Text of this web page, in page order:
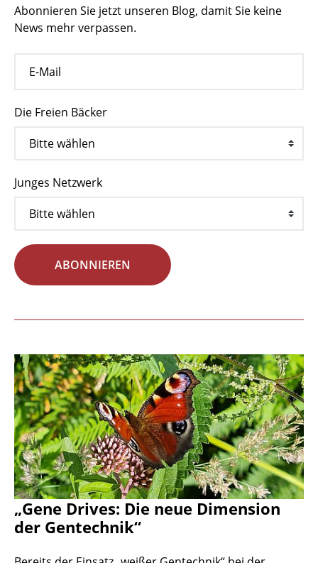
Abonnieren Sie jetzt unseren Blog, damit Sie keine
News mehr verpassen.
Die Freien Bäcker
Junges Netzwerk
ABONNIEREN
„Gene Drives: Die neue Dimension
der Gentechnik“